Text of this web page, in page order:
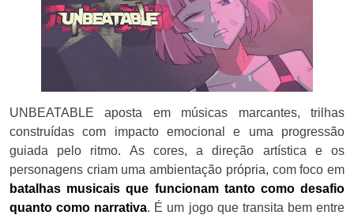
UNBEATABLE aposta em músicas marcantes, trilhas
construídas com impacto emocional e uma progressão
guiada pelo ritmo. As cores, a direção artística e os
personagens criam uma ambientação própria, com foco em
batalhas musicais que funcionam tanto como desafio
quanto como narrativa. É um jogo que transita bem entre